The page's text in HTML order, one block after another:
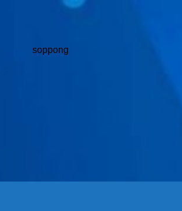
soppong